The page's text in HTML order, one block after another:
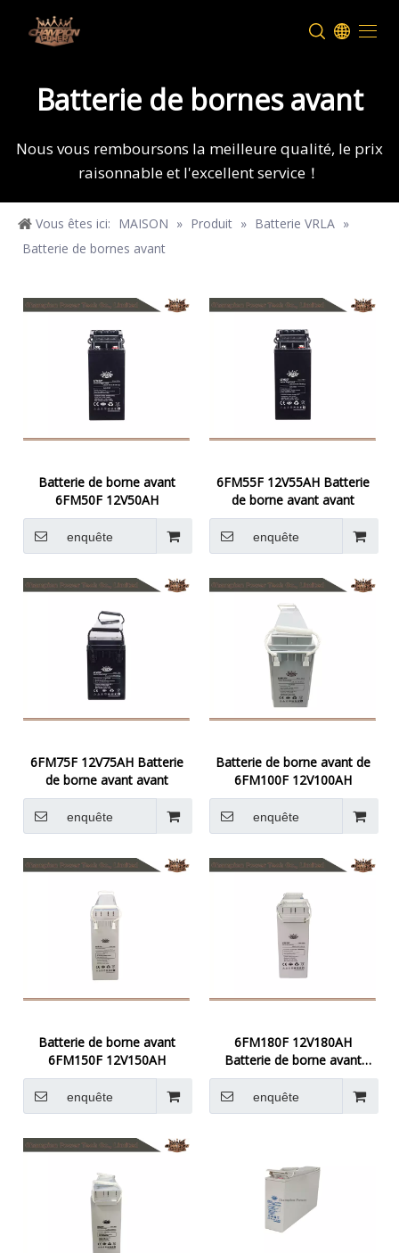
Batterie de bornes avant
Nous vous remboursons la meilleure qualité, le prix
raisonnable et l'excellent service！
Vous êtes ici: MAISON » Produit » Batterie VRLA »
Batterie de bornes avant
Batterie de borne avant
6FM50F 12V50AH
enquête
6FM55F 12V55AH Batterie
de borne avant avant
enquête
6FM75F 12V75AH Batterie
de borne avant avant
enquête
Batterie de borne avant de
6FM100F 12V100AH
enquête
Batterie de borne avant
6FM150F 12V150AH
enquête
6FM180F 12V180AH
Batterie de borne avant
avant
enquête